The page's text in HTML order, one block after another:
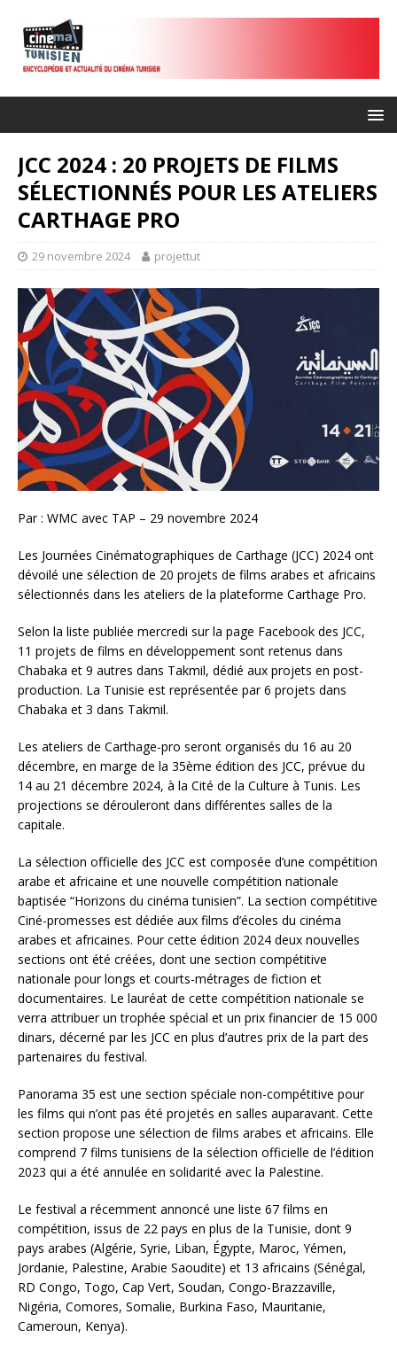
JCC 2024 : 20 PROJETS DE FILMS
SÉLECTIONNÉS POUR LES ATELIERS
CARTHAGE PRO
29 novembre 2024 projettut
Par : WMC avec TAP – 29 novembre 2024
Les Journées Cinématographiques de Carthage (JCC) 2024 ont
dévoilé une sélection de 20 projets de films arabes et africains
sélectionnés dans les ateliers de la plateforme Carthage Pro.
Selon la liste publiée mercredi sur la page Facebook des JCC,
11 projets de films en développement sont retenus dans
Chabaka et 9 autres dans Takmil, dédié aux projets en post-
production. La Tunisie est représentée par 6 projets dans
Chabaka et 3 dans Takmil.
Les ateliers de Carthage-pro seront organisés du 16 au 20
décembre, en marge de la 35ème édition des JCC, prévue du
14 au 21 décembre 2024, à la Cité de la Culture à Tunis. Les
projections se dérouleront dans différentes salles de la
capitale.
La sélection officielle des JCC est composée d’une compétition
arabe et africaine et une nouvelle compétition nationale
baptisée “Horizons du cinéma tunisien”. La section compétitive
Ciné-promesses est dédiée aux films d’écoles du cinéma
arabes et africaines. Pour cette édition 2024 deux nouvelles
sections ont été créées, dont une section compétitive
nationale pour longs et courts-métrages de fiction et
documentaires. Le lauréat de cette compétition nationale se
verra attribuer un trophée spécial et un prix financier de 15 000
dinars, décerné par les JCC en plus d’autres prix de la part des
partenaires du festival.
Panorama 35 est une section spéciale non-compétitive pour
les films qui n’ont pas été projetés en salles auparavant. Cette
section propose une sélection de films arabes et africains. Elle
comprend 7 films tunisiens de la sélection officielle de l’édition
2023 qui a été annulée en solidarité avec la Palestine.
Le festival a récemment annoncé une liste 67 films en
compétition, issus de 22 pays en plus de la Tunisie, dont 9
pays arabes (Algérie, Syrie, Liban, Égypte, Maroc, Yémen,
Jordanie, Palestine, Arabie Saoudite) et 13 africains (Sénégal,
RD Congo, Togo, Cap Vert, Soudan, Congo-Brazzaville,
Nigéria, Comores, Somalie, Burkina Faso, Mauritanie,
Cameroun, Kenya).